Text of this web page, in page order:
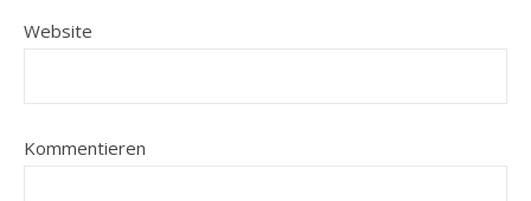
Website
Kommentieren